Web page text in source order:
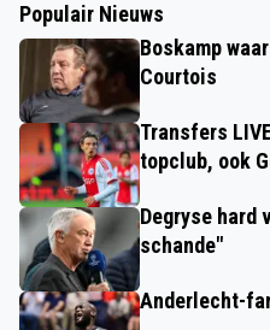
Populair Nieuws
Boskamp
Courtois
Transfers
topclub, ook
Degryse hard
schande"
Anderlecht-